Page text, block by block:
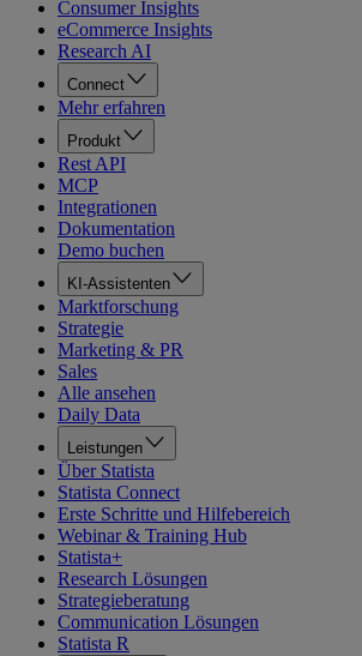
Consumer Insights
eCommerce Insights
Research AI
Connect
Mehr erfahren
Produkt
Rest API
MCP
Integrationen
Dokumentation
Demo buchen
KI-Assistenten
Marktforschung
Strategie
Marketing & PR
Sales
Alle ansehen
Daily Data
Leistungen
Über Statista
Statista Connect
Erste Schritte und Hilfebereich
Webinar & Training Hub
Statista+
Research Lösungen
Strategieberatung
Communication Lösungen
Statista R